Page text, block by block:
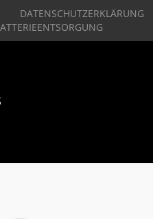
DATENSCHUTZERKLÄRUNG